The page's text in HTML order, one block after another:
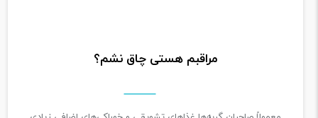
مراقبم هستی چاق نشم؟